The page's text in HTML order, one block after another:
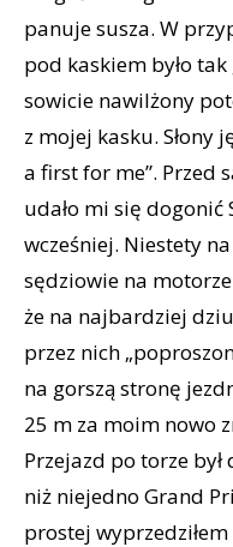
panuje susza. W
pod kaskiem było
sowicie nawilżony
z mojej kasku. Słony
a first for me”. Przed
udało mi się dogonić
wcześniej. Niestety
sędziowie na
że na najbardziej
przez nich
na gorszą stronę
25 m za moim nowo
Przejazd po torze
niż niejedno Grand
prostej